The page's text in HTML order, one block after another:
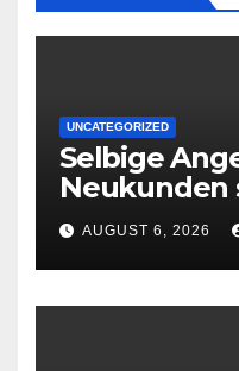
UNCATEGORIZED
Selbige
Neukunden
logische, is
wenn man
Webseite
AUGUST 6, 2026